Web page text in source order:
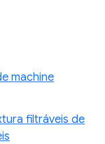
machine
filtráveis de